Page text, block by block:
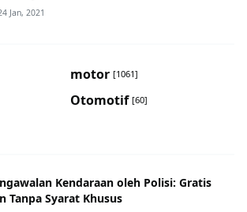
Jan, 2021
motor [1061]
Otomotif [60]
Kendaraan oleh Polisi: Gratis
Tanpa Syarat Khusus